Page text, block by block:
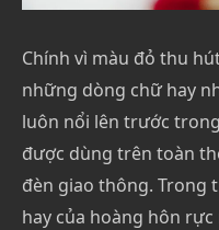
Chính vì màu đỏ thu
những dòng chữ hay
luôn nổi lên trước
được dùng trên toàn
đèn giao thông. Trong
hay của hoàng hôn